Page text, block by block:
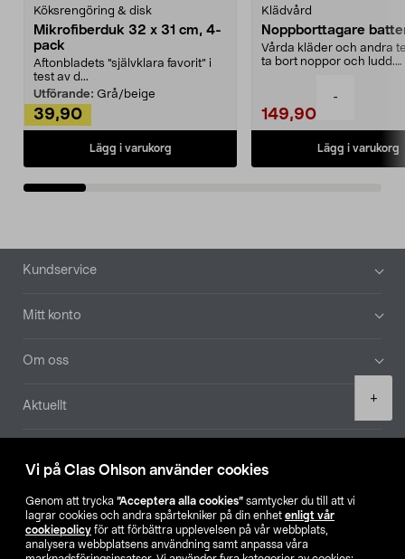
Vi på Clas Ohlson använder cookies
Genom att trycka ”Acceptera alla cookies” samtycker du till att vi
lagrar cookies och andra spårtekniker på din enhet enligt vår
cookiepolicy för att förbättra upplevelsen på vår webbplats,
analysera webbplatsens användning samt anpassa våra
-
+
Köksrengöring & disk
Mikrofiberduk 32 x 31 cm, 4-
pack
Aftonbladets "självklara favorit” i
test av d...
Utförande: Grå/beige
39,90
Lägg i varukorg
Klädvård
Noppborttagare
Vårda kläder och andra
ta bort noppor och ludd.
149,90
Lägg i varukorg
Sidfot
Kundservice
Mitt konto
Om oss
Aktuellt
Hitta butik
SE NO FI